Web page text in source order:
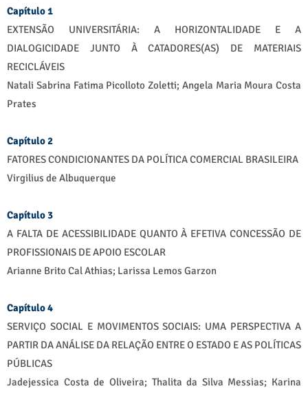
Capítulo 1
EXTENSÃO UNIVERSITÁRIA: A HORIZONTALIDADE E A
DIALOGICIDADE JUNTO À CATADORES(AS) DE MATERIAIS
RECICLÁVEIS
Natali Sabrina Fatima Picolloto Zoletti; Angela Maria Moura Costa
Prates
Capítulo 2
FATORES CONDICIONANTES DA POLÍTICA COMERCIAL BRASILEIRA
Virgilius de Albuquerque
Capítulo 3
A FALTA DE ACESSIBILIDADE QUANTO À EFETIVA CONCESSÃO DE
PROFISSIONAIS DE APOIO ESCOLAR
Arianne Brito Cal Athias; Larissa Lemos Garzon
Capítulo 4
SERVIÇO SOCIAL E MOVIMENTOS SOCIAIS: UMA PERSPECTIVA A
PARTIR DA ANÁLISE DA RELAÇÃO ENTRE O ESTADO E AS POLÍTICAS
PÚBLICAS
Jadejessica Costa de Oliveira; Thalita da Silva Messias; Karina